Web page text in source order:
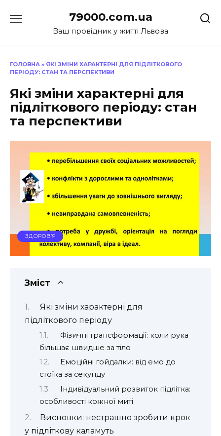
до
79000.com.ua
Ваш провідник у житті Львова
ГОЛОВНА » ЯКІ ЗМІНИ ХАРАКТЕРНІ ДЛЯ ПІДЛІТКОВОГО
ПЕРІОДУ: СТАН ТА ПЕРСПЕКТИВИ
Які зміни характерні для
підліткового періоду: стан
та перспективи
ЗДОРОВ’Я
Зміст
Які зміни характерні для
підліткового періоду
Фізичні трансформації: коли рука
більшає швидше за тіло
Емоційні гойдалки: від емо до
стоїка за секунду
Індивідуальний розвиток підлітка:
особливості кожної миті
Висновки: нестрашно зробити крок
у підліткову каламуть